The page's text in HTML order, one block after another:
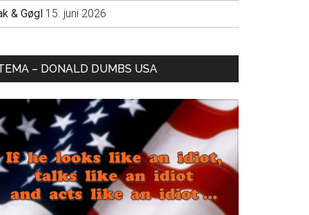
& Gøgl 15. juni 2026
– DONALD DUMBS USA